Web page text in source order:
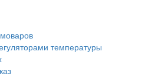
температуры